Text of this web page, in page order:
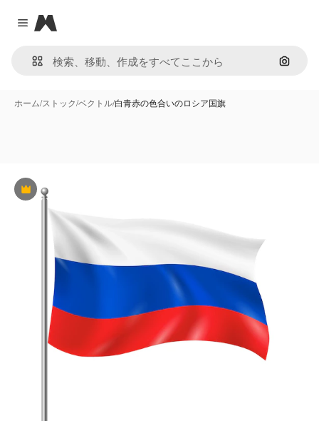
Close menu
Magnific
画像で
ホーム/ストック/ベクトル/白青赤の色合いのロシア国旗
Premium